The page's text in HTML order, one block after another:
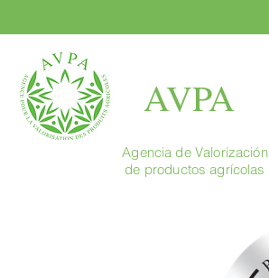
AVPA
Agencia de Valorización
de productos agrícolas